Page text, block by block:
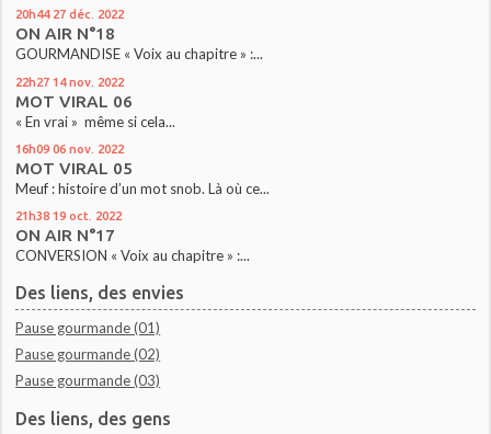
20h44 27 déc. 2022
ON AIR N°18
GOURMANDISE « Voix au chapitre » :...
22h27 14 nov. 2022
MOT VIRAL 06
« En vrai » même si cela...
16h09 06 nov. 2022
MOT VIRAL 05
Meuf : histoire d’un mot snob. Là où ce...
21h38 19 oct. 2022
ON AIR N°17
CONVERSION « Voix au chapitre » :...
Des liens, des envies
Pause gourmande (01)
Pause gourmande (02)
Pause gourmande (03)
Des liens, des gens